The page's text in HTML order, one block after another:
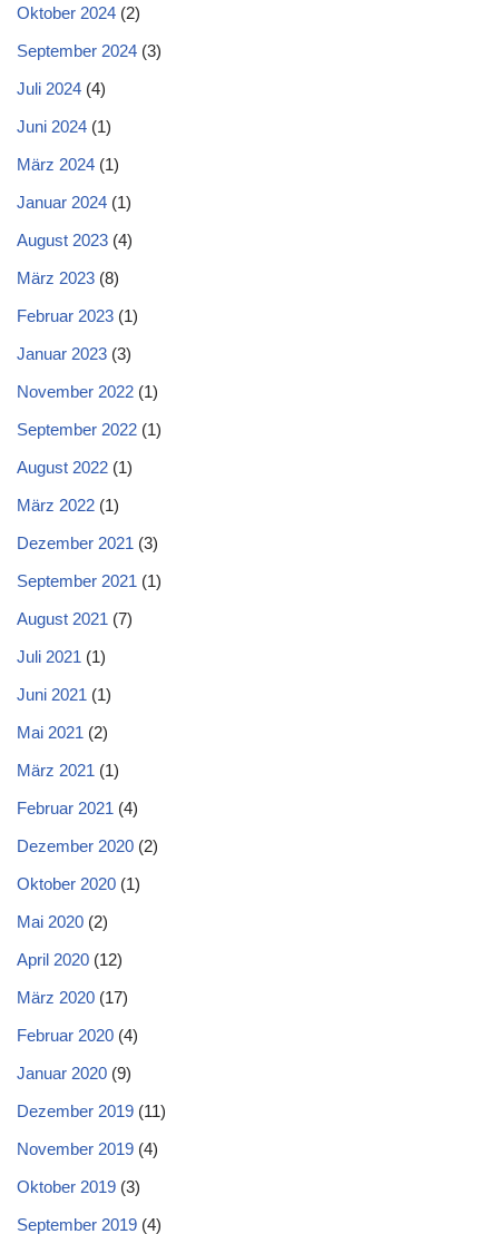
Oktober 2024 (2)
September 2024 (3)
Juli 2024 (4)
Juni 2024 (1)
März 2024 (1)
Januar 2024 (1)
August 2023 (4)
März 2023 (8)
Februar 2023 (1)
Januar 2023 (3)
November 2022 (1)
September 2022 (1)
August 2022 (1)
März 2022 (1)
Dezember 2021 (3)
September 2021 (1)
August 2021 (7)
Juli 2021 (1)
Juni 2021 (1)
Mai 2021 (2)
März 2021 (1)
Februar 2021 (4)
Dezember 2020 (2)
Oktober 2020 (1)
Mai 2020 (2)
April 2020 (12)
März 2020 (17)
Februar 2020 (4)
Januar 2020 (9)
Dezember 2019 (11)
November 2019 (4)
Oktober 2019 (3)
September 2019 (4)